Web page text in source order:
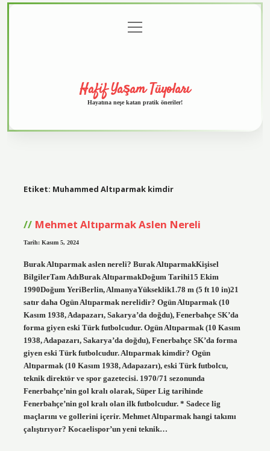
menüyü
aç
Hafif Yaşam Tüyoları
Hayatına neşe katan pratik öneriler!
Etiket: Muhammed Altıparmak kimdir
Mehmet Altıparmak Aslen Nereli
Tarih: Kasım 5, 2024
Burak Altıparmak aslen nereli? Burak AltıparmakKişisel
BilgilerTam AdıBurak AltıparmakDoğum Tarihi15 Ekim
1990Doğum YeriBerlin, AlmanyaYükseklik1.78 m (5 ft 10 in)21
satır daha Ogün Altıparmak nerelidir? Ogün Altıparmak (10
Kasım 1938, Adapazarı, Sakarya’da doğdu), Fenerbahçe SK’da
forma giyen eski Türk futbolcudur. Ogün Altıparmak (10 Kasım
1938, Adapazarı, Sakarya’da doğdu), Fenerbahçe SK’da forma
giyen eski Türk futbolcudur. Altıparmak kimdir? Ogün
Altıparmak (10 Kasım 1938, Adapazarı), eski Türk futbolcu,
teknik direktör ve spor gazetecisi. 1970/71 sezonunda
Fenerbahçe’nin gol kralı olarak, Süper Lig tarihinde
Fenerbahçe’nin gol kralı olan ilk futbolcudur. * Sadece lig
maçlarını ve gollerini içerir. Mehmet Altıparmak hangi takımı
çalıştırıyor? Kocaelispor’un yeni teknik…